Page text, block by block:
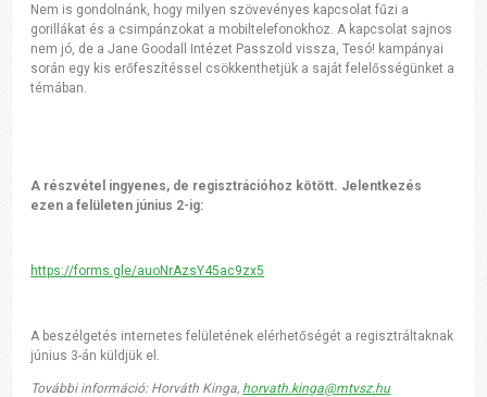
Nem is gondolnánk, hogy milyen szövevényes kapcsolat fűzi a
gorillákat és a csimpánzokat a mobiltelefonokhoz. A kapcsolat sajnos
nem jó, de a Jane Goodall Intézet Passzold vissza, Tesó! kampányai
során egy kis erőfeszítéssel csökkenthetjük a saját felelősségünket a
témában.
A részvétel ingyenes, de regisztrációhoz kötött. Jelentkezés
ezen a felületen június 2-ig:
https://forms.gle/auoNrAzsY45ac9zx5
A beszélgetés internetes felületének elérhetőségét a regisztráltaknak
június 3-án küldjük el.
További információ: Horváth Kinga, horvath.kinga@mtvsz.hu